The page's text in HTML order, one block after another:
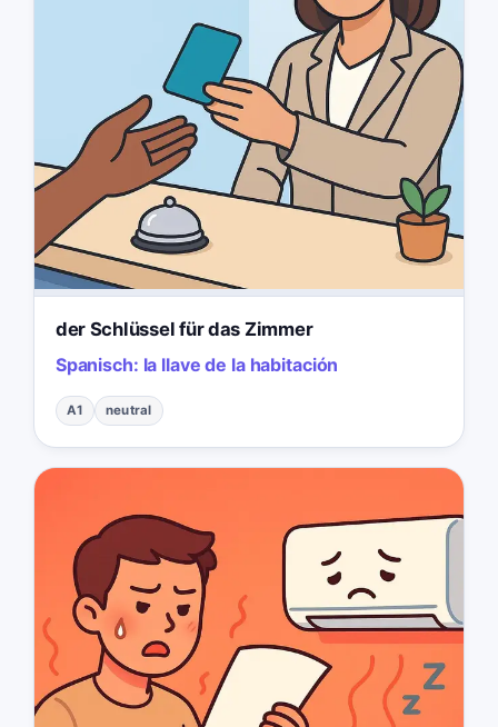
der Schlüssel für das Zimmer
Spanisch: la llave de la habitación
A1 neutral